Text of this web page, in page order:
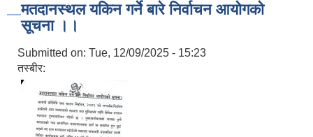
मतदानस्थल यकिन गर्ने बारे निर्वाचन आयोगको
सूचना ।।
Submitted on: Tue, 12/09/2025 - 15:23
तस्बीर: